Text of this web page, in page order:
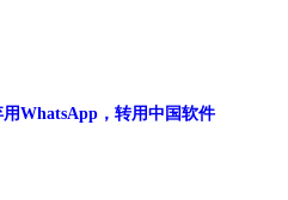
WhatsApp，转用中国软件